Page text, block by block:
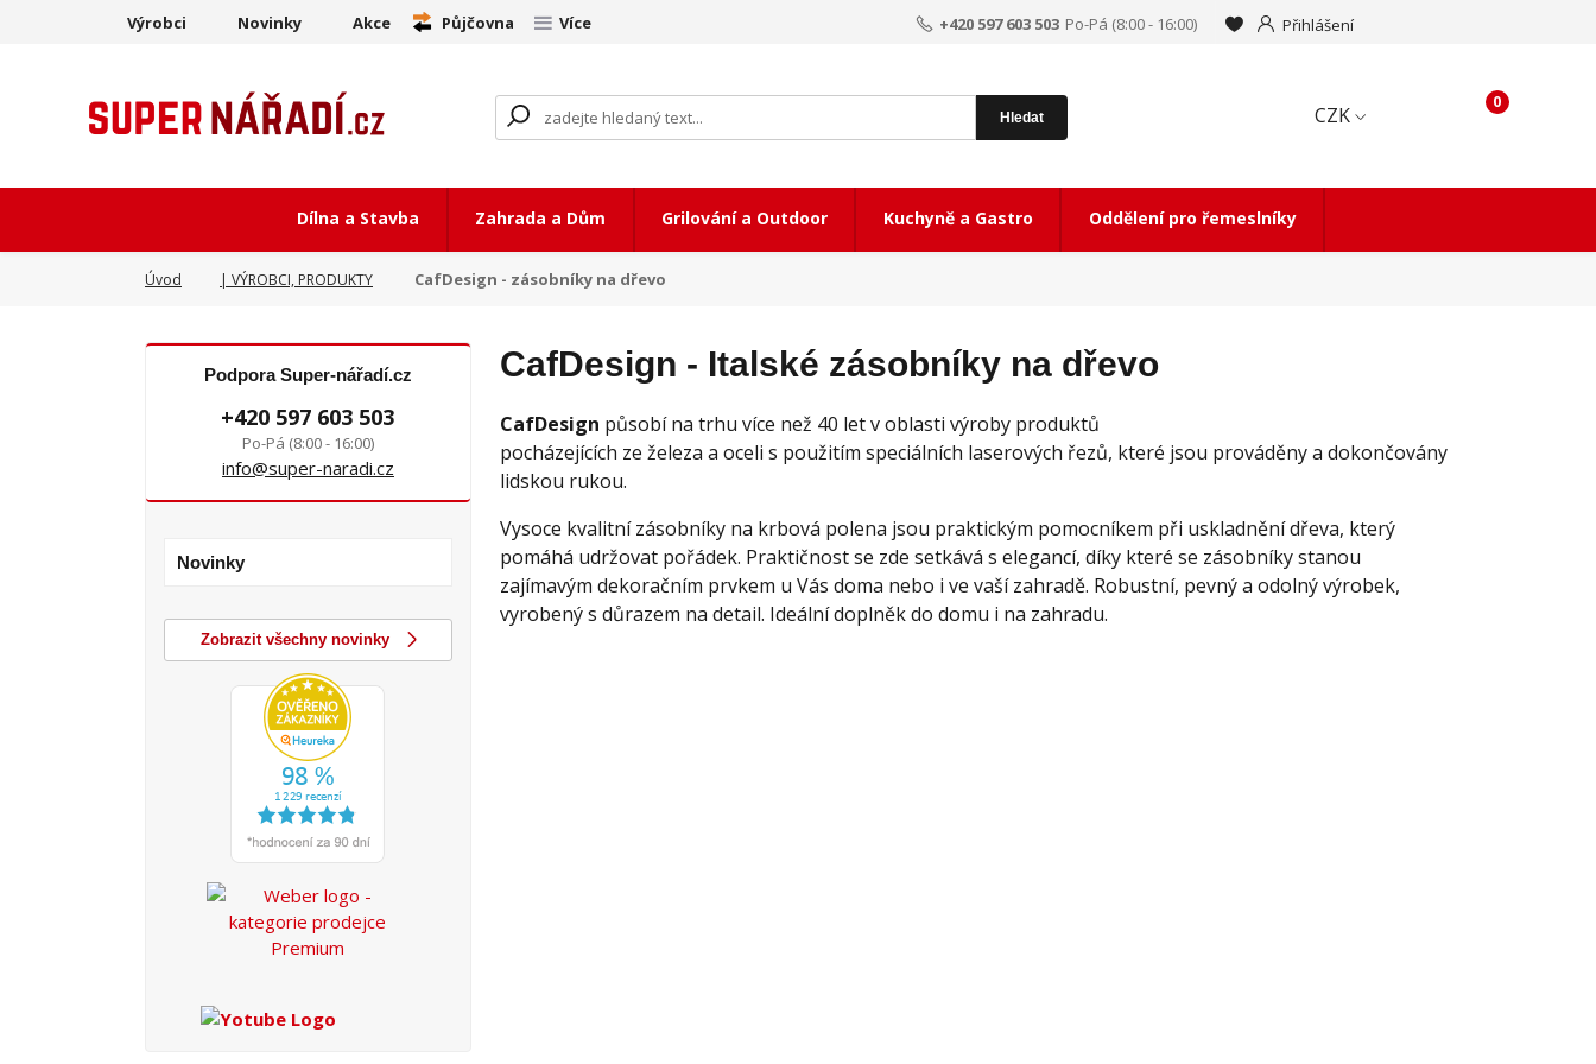
Výrobci Novinky Akce Půjčovna Více
CZK
Přihlášení
Hledat
+420 597 603 503 Po-Pá (8:00 - 16:00)
0
Dílna a Stavba Zahrada a Dům Grilování a Outdoor Kuchyně a Gastro Oddělení pro řemeslníky
Úvod | VÝROBCI, PRODUKTY CafDesign - zásobníky na dřevo
CafDesign - Italské zásobníky na dřevo
CafDesign působí na trhu více než 40 let v oblasti výroby produktů
pocházejících ze železa a oceli s použitím speciálních laserových řezů, které jsou prováděny a dokončovány
lidskou rukou.
Vysoce kvalitní zásobníky na krbová polena jsou praktickým pomocníkem při uskladnění dřeva, který
pomáhá udržovat pořádek. Praktičnost se zde setkává s elegancí, díky které se zásobníky stanou
zajímavým dekoračním prvkem u Vás doma nebo i ve vaší zahradě. Robustní, pevný a odolný výrobek,
vyrobený s důrazem na detail. Ideální doplněk do domu i na zahradu.
Podpora Super-nářadí.cz
+420 597 603 503
Po-Pá (8:00 - 16:00)
info@super-naradi.cz
Novinky
Zobrazit všechny novinky